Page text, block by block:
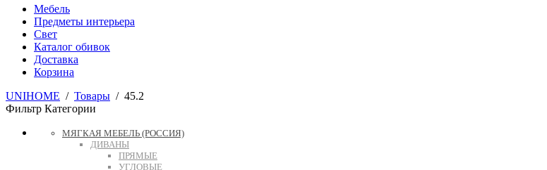
Мебель
Предметы интерьера
Свет
Каталог обивок
Доставка
Корзина
UNIHOME / Товары / 45.2
Фильтр Категории
МЯГКАЯ МЕБЕЛЬ (РОССИЯ)
ДИВАНЫ
ПРЯМЫЕ
УГЛОВЫЕ